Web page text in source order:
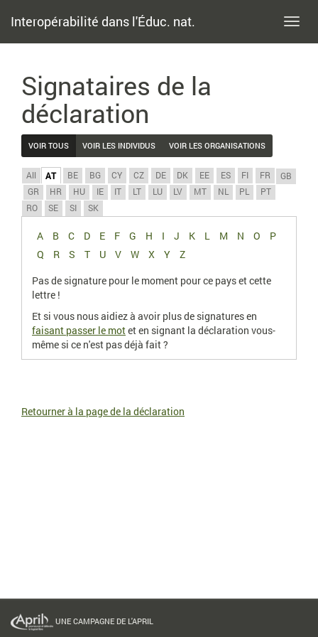
Interopérabilité dans l'Éduc. nat.
Signataires de la
déclaration
VOIR TOUS VOIR LES INDIVIDUS VOIR LES ORGANISATIONS
All AT BE BG CY CZ DE DK EE ES FI FR
GB
GR
HR HU IE IT LT LU LV MT NL PL
PT
RO
SE SI SK
A B C D E F G H I J K L M N O
P
Q
R S T U V W X Y
Z
Pas de signature pour le moment pour ce pays et cette
lettre !
Et si vous nous aidiez à avoir plus de signatures en
faisant passer le motet en signant la déclaration vous-
même si ce n'est pas déjà fait ?
Retourner à la page de la déclaration
UNE CAMPAGNE DE L'APRIL